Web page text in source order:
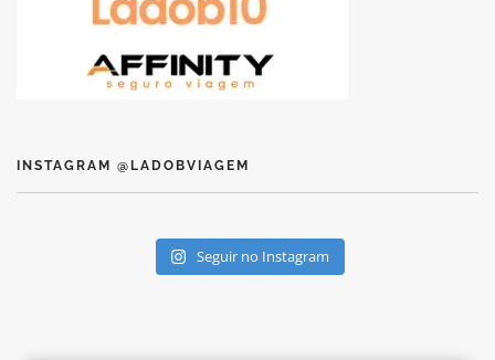
INSTAGRAM @LADOBVIAGEM
Seguir no Instagram